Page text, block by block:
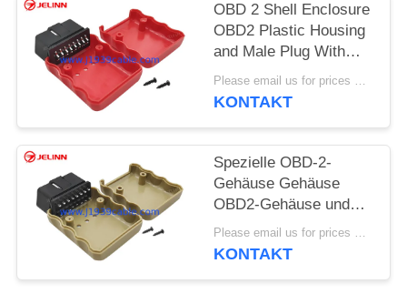
OBD 2 Shell Enclosure
OBD2 Plastic Housing
and Male Plug With
Curved Pin and Screws
Please email us for prices MOQ:100 pcs
KONTAKT
Spezielle OBD-2-
Gehäuse Gehäuse
OBD2-Gehäuse und
männliche Steckdose
mit gerader Nadel
Please email us for prices MOQ:100 pcs
KONTAKT